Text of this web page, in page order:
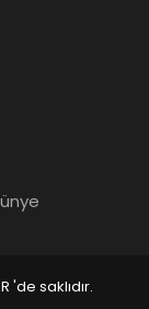
'de saklıdır.